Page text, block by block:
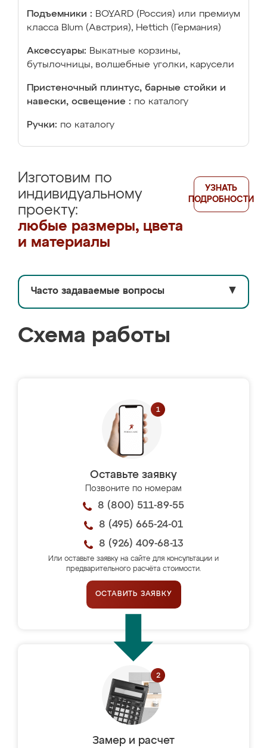
Подъемники : BOYARD (Россия) или премиум
класса Blum (Австрия), Hettich (Германия)
Аксессуары: Выкатные корзины,
бутылочницы, волшебные уголки, карусели
Пристеночный плинтус, барные стойки и
навески, освещение : по каталогу
Ручки: по каталогу
Изготовим по
индивидуальному
проекту:
любые размеры, цвета
и материалы
УЗНАТЬ
ПОДРОБНОСТИ
Часто задаваемые вопросы ▼
Схема работы
Оставьте заявку
Позвоните по номерам
8 (800) 511-89-55
8 (495) 665-24-01
8 (926) 409-68-13
Или оставьте заявку на сайте для консультации и
предварительного расчёта стоимости.
ОСТАВИТЬ ЗАЯВКУ
Замер и расчет